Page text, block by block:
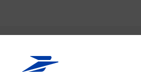
Boîte aux lettres